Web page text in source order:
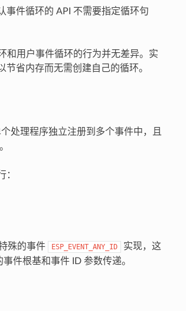
事件循环的 API 不需要指定循环句
和用户事件循环的行为并无差异。实
省内存而无需创建自己的循环。
处理程序独立注册到多个事件中，且
：
殊的事件 ESP_EVENT_ANY_ID
实现，这
事件根基和事件 ID 参数传递。